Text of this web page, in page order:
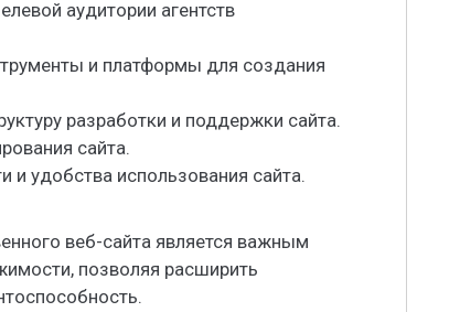
аудитории агентств
и платформы для создания
разработки и поддержки сайта.
сайта.
и удобства использования сайта.
веб-сайта является важным
позволяя расширить